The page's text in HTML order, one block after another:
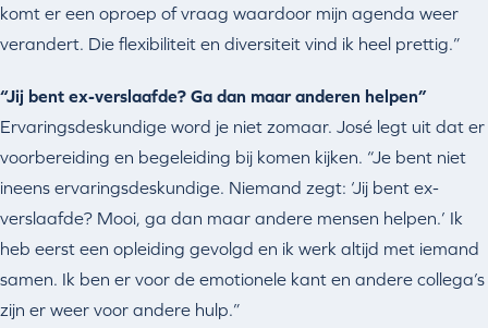
komt er een oproep of vraag waardoor mijn agenda weer
verandert. Die flexibiliteit en diversiteit vind ik heel prettig.”
“Jij bent ex-verslaafde? Ga dan maar anderen helpen”
Ervaringsdeskundige word je niet zomaar. José legt uit dat er
voorbereiding en begeleiding bij komen kijken. “Je bent niet
ineens ervaringsdeskundige. Niemand zegt: ‘Jij bent ex-
verslaafde? Mooi, ga dan maar andere mensen helpen.’ Ik
heb eerst een opleiding gevolgd en ik werk altijd met iemand
samen. Ik ben er voor de emotionele kant en andere collega’s
zijn er weer voor andere hulp.”